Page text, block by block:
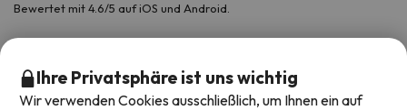
Bewertet mit 4.6/5 auf iOS und Android.
Ihre Privatsphäre ist uns wichtig
Wir verwenden Cookies ausschließlich, um Ihnen ein auf